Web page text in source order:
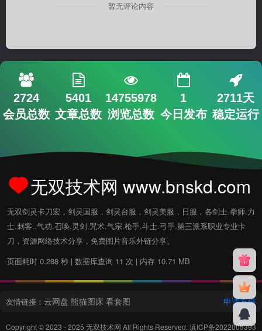
暂无评论内容
2724
会员总数
5401
文章总数
14755978
浏览总数
1
今日发布
2711天
稳定运行
无双技术网 www.bnskd.com
无双剑灵卡刀宏，剑灵国服，剑灵台服，剑灵美服，日服，各剑士.拳师.力
士.刺客..气功.召唤.灵剑.咒术.气宗.枪手.斗士.弓手.第三派系职业专业卡
刀，资源网络技术分享，免费图片音乐外链分享。
页面耗时 0.288 秒 | 数据库查询 11 次 | 内存 10.71 MB
友情链接： 云网盘 熊猫图床 看套图 申请友链
Copyright © 2023 - 2025 无双技术网 All Rights Reserved. 滇ICP备2022005393